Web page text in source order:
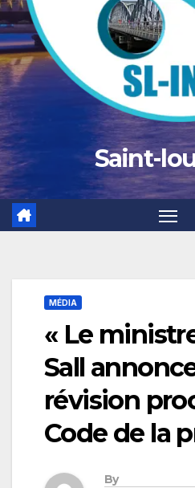
Saint-
MÉDIA
« Le
Sall
révision
Code de la
By